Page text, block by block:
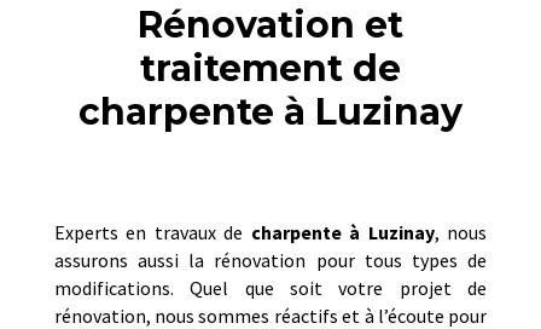
Rénovation et
traitement de
charpente à Luzinay
Experts en travaux de charpente à Luzinay, nous
assurons aussi la rénovation pour tous types de
modifications. Quel que soit votre projet de
rénovation, nous sommes réactifs et à l’écoute pour